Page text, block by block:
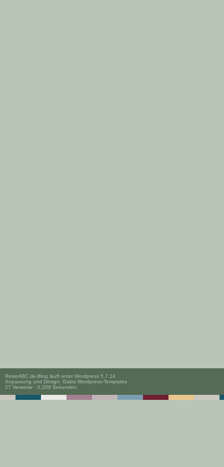
ReiseABC.de-Blog läuft unter Wordpress 5.7.14
Anpassung und Design: Gabis Wordpress-Templates
27 Verweise - 0,209 Sekunden.